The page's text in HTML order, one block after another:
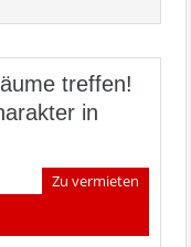
treffen!
in
Zu vermieten